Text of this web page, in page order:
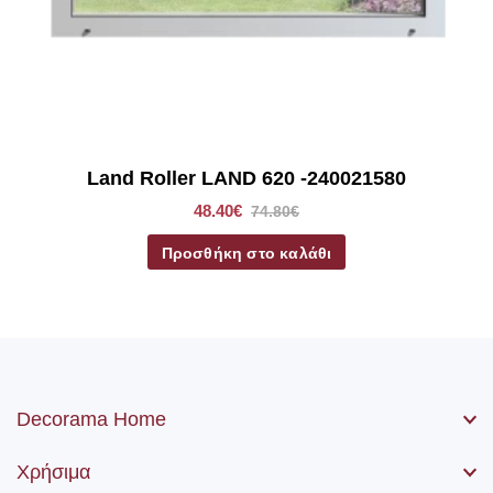
Land Roller LAND 620 -240021580
48.40€ 74.80€
Προσθήκη στο καλάθι
Decorama Home
Χρήσιμα